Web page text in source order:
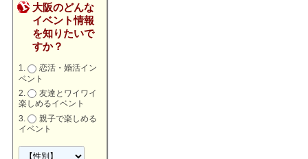
大阪のどんな
イベント情報
を知りたいで
すか？
恋活・婚活イン
ベント
友達とワイワイ
楽しめるイベント
親子で楽しめる
イベント